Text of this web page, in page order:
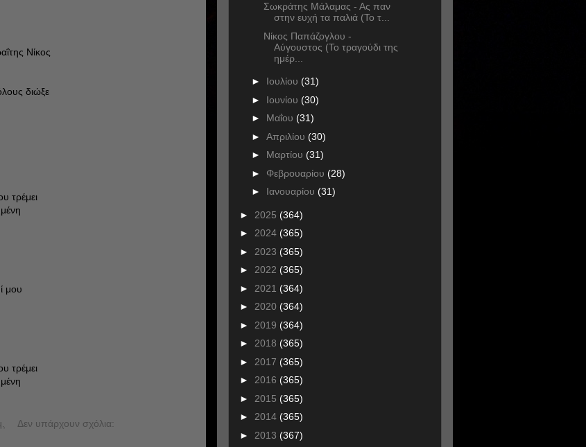
Νίκος
διώξε
τρέμει
μου
τρέμει
Δεν υπάρχουν σχόλια:
Σωκράτης Μάλαμας - Ας παν
στην ευχή τα παλιά (Το τ...
Νίκος Παπάζογλου -
Αύγουστος (Το τραγούδι της
ημέρ...
► Ιουλίου (31)
► Ιουνίου (30)
► Μαΐου (31)
► Απριλίου (30)
► Μαρτίου (31)
► Φεβρουαρίου (28)
► Ιανουαρίου (31)
► 2025 (364)
► 2024 (365)
► 2023 (365)
► 2022 (365)
► 2021 (364)
► 2020 (364)
► 2019 (364)
► 2018 (365)
► 2017 (365)
► 2016 (365)
► 2015 (365)
► 2014 (365)
► 2013 (367)